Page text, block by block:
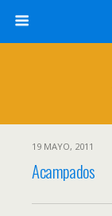
19 MAYO, 2011
Acampados